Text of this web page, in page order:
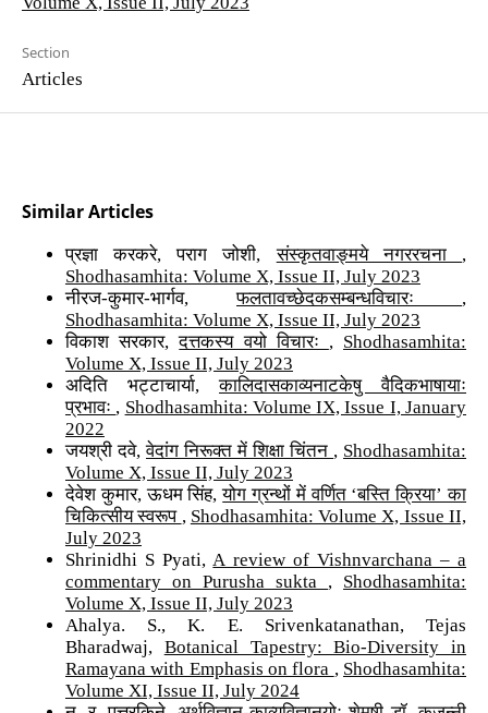
Section
Articles
Similar Articles
प्रज्ञा करकरे, पराग जोशी,संस्कृतवाङ्मये नगररचना ,
Shodhasamhita: Volume X, Issue II, July 2023
नीरज-कुमार-भार्गव,फलतावच्छेदकसम्बन्धविचारः ,
Shodhasamhita: Volume X, Issue II, July 2023
विकाश सरकार,दत्तकस्य वयो विचारः , Shodhasamhita:
Volume X, Issue II, July 2023
अदिति भट्टाचार्या,कालिदासकाव्यनाटकेषु वैदिकभाषायाः
प्रभावः , Shodhasamhita: Volume IX, Issue I, January
2022
जयश्री दवे,वेदांग निरूक्त में शिक्षा चिंतन , Shodhasamhita:
Volume X, Issue II, July 2023
देवेश कुमार, ऊधम सिंह,योग ग्रन्थों में वर्णित ‘बस्ति क्रिया’ का
चिकित्सीय स्वरूप , Shodhasamhita: Volume X, Issue II,
July 2023
Shrinidhi S Pyati,A review of Vishnvarchana – a
commentary on Purusha sukta , Shodhasamhita:
Volume X, Issue II, July 2023
Ahalya. S., K. E. Srivenkatanathan, Tejas
Bharadwaj, Botanical Tapestry: Bio-Diversity in
Ramayana with Emphasis on flora , Shodhasamhita:
Volume XI, Issue II, July 2024